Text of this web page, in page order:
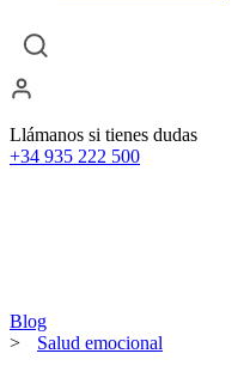
Llámanos si tienes dudas
+34 935 222 500
Blog
>
Salud emocional